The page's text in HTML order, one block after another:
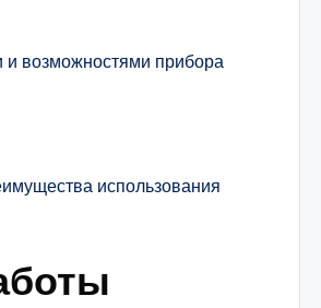
и возможностями прибора
использования